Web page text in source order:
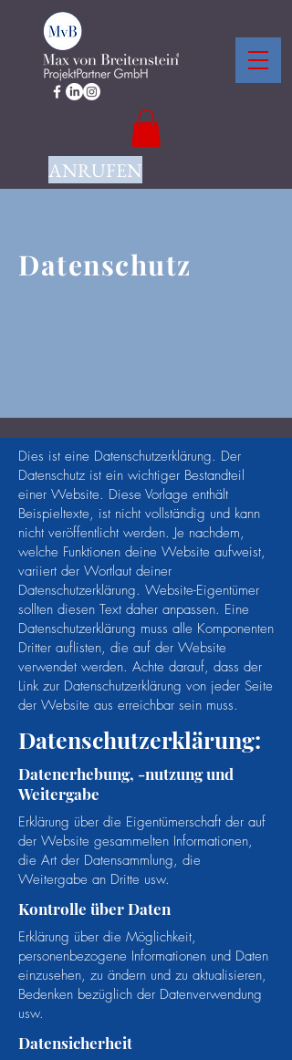
ANRUFEN
Datenschutz
Dies ist eine Datenschutzerklärung. Der
Datenschutz ist ein wichtiger Bestandteil
einer Website. Diese Vorlage enthält
Beispieltexte, ist nicht vollständig und kann
nicht veröffentlicht werden. Je nachdem,
welche Funktionen deine Website aufweist,
variiert der Wortlaut deiner
Datenschutzerklärung. Website-Eigentümer
sollten diesen Text daher anpassen. Eine
Datenschutzerklärung muss alle Komponenten
Dritter auflisten, die auf der Website
verwendet werden. Achte darauf, dass der
Link zur Datenschutzerklärung von jeder Seite
der Website aus erreichbar sein muss.
Datenschutzerklärung:
Datenerhebung, -nutzung und
Weitergabe
Erklärung über die Eigentümerschaft der auf
der Website gesammelten Informationen,
die Art der Datensammlung, die
Weitergabe an Dritte usw.
Kontrolle über Daten
Erklärung über die Möglichkeit,
personenbezogene Informationen und Daten
einzusehen, zu ändern und zu aktualisieren,
Bedenken bezüglich der Datenverwendung
usw.
Datensicherheit